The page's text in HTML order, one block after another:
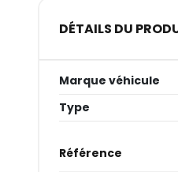
DÉTAILS DU
Marque véhicule
Type
Référence